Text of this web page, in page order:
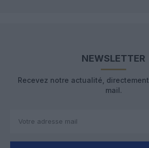
NEWSLETTER
Recevez notre actualité,
mail.